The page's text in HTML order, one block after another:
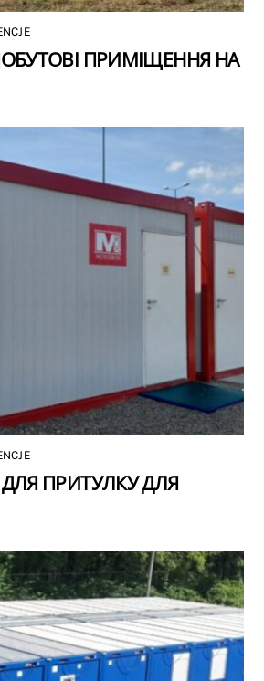
ПРИМІЩЕННЯ НА
ПРИТУЛКУ ДЛЯ